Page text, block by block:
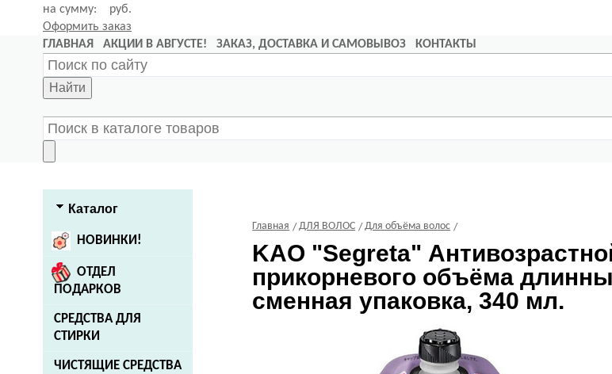
на сумму:
руб.
Оформить заказ
ГЛАВНАЯ
АКЦИИ В АВГУСТЕ! ЗАКАЗ, ДОСТАВКА И САМОВЫВОЗ КОНТАКТЫ
Найти
Каталог
НОВИНКИ!
ОТДЕЛ
ПОДАРКОВ
СРЕДСТВА ДЛЯ
СТИРКИ
ЧИСТЯЩИЕ СРЕДСТВА
Главная ДЛЯ ВОЛОС Для объёма волос
KAO "Segreta"
прикорневого объёма
сменная упаковка, 340 мл.